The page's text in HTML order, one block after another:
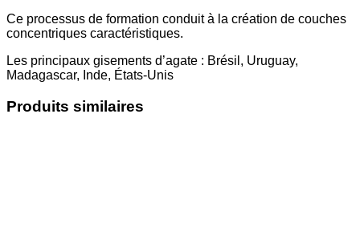
Ce processus de formation conduit à la création de couches
concentriques caractéristiques.
Les principaux gisements d’agate : Brésil, Uruguay,
Madagascar, Inde, États-Unis
Produits similaires